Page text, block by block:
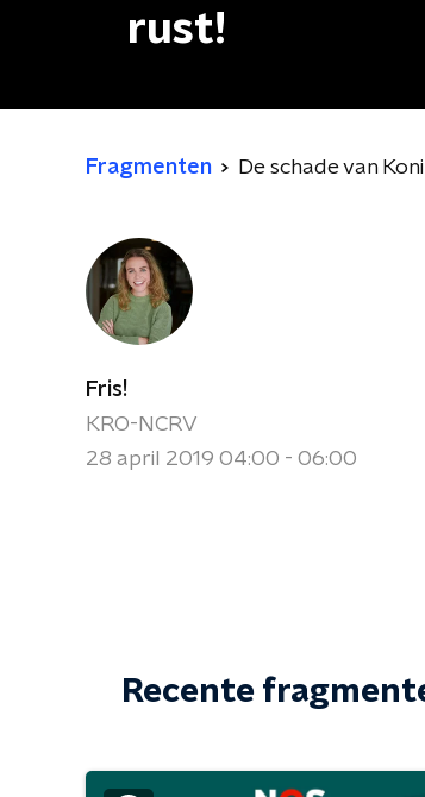
rust!
Fragmenten De schade van
Fris!
KRO-NCRV
28 april 2019 04:00 - 06:00
Recente